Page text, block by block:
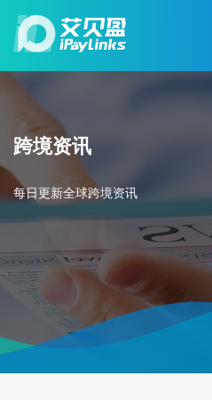
跨境资讯
每日更新全球跨境资讯